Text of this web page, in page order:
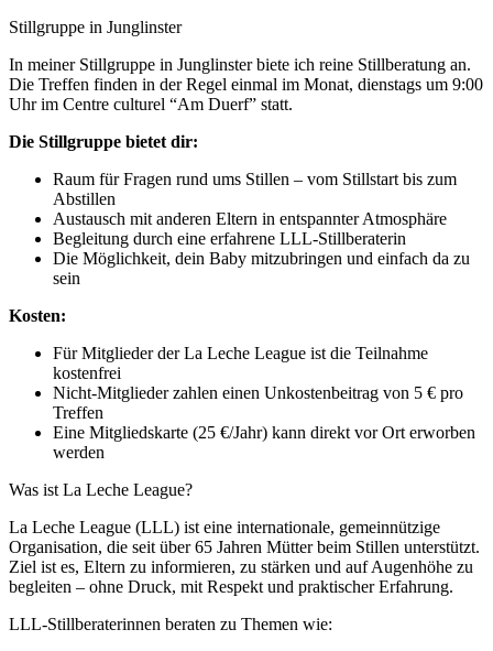
Stillgruppe in Junglinster
In meiner Stillgruppe in Junglinster biete ich reine Stillberatung an.
Die Treffen finden in der Regel einmal im Monat, dienstags um 9:00
Uhr im Centre culturel “Am Duerf” statt.
Die Stillgruppe bietet dir:
Raum für Fragen rund ums Stillen – vom Stillstart bis zum
Abstillen
Austausch mit anderen Eltern in entspannter Atmosphäre
Begleitung durch eine erfahrene LLL-Stillberaterin
Die Möglichkeit, dein Baby mitzubringen und einfach da zu
sein
Kosten:
Für Mitglieder der La Leche League ist die Teilnahme
kostenfrei
Nicht-Mitglieder zahlen einen Unkostenbeitrag von 5 € pro
Treffen
Eine Mitgliedskarte (25 €/Jahr) kann direkt vor Ort erworben
werden
Was ist La Leche League?
La Leche League (LLL) ist eine internationale, gemeinnützige
Organisation, die seit über 65 Jahren Mütter beim Stillen unterstützt.
Ziel ist es, Eltern zu informieren, zu stärken und auf Augenhöhe zu
begleiten – ohne Druck, mit Respekt und praktischer Erfahrung.
LLL-Stillberaterinnen beraten zu Themen wie: